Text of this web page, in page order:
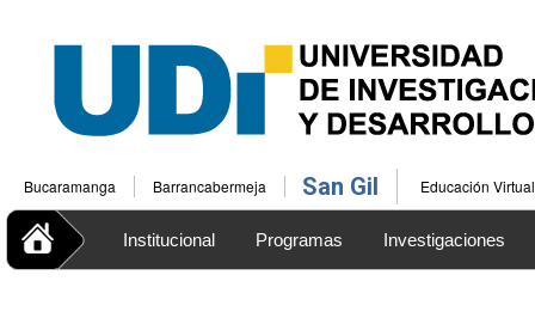
Bucaramanga Barrancabermeja San Gil Educación Virtual
Institucional Programas Investigaciones